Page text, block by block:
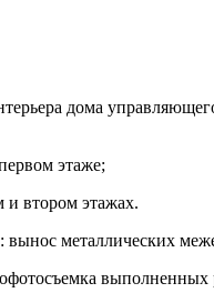
дома
этаже;
и втором этажах.
вынос металлических
выполненных